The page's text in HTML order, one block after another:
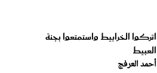
اتركوا الخرابيط واستمتعوا بجنة
العبيط
أحمد العرفج